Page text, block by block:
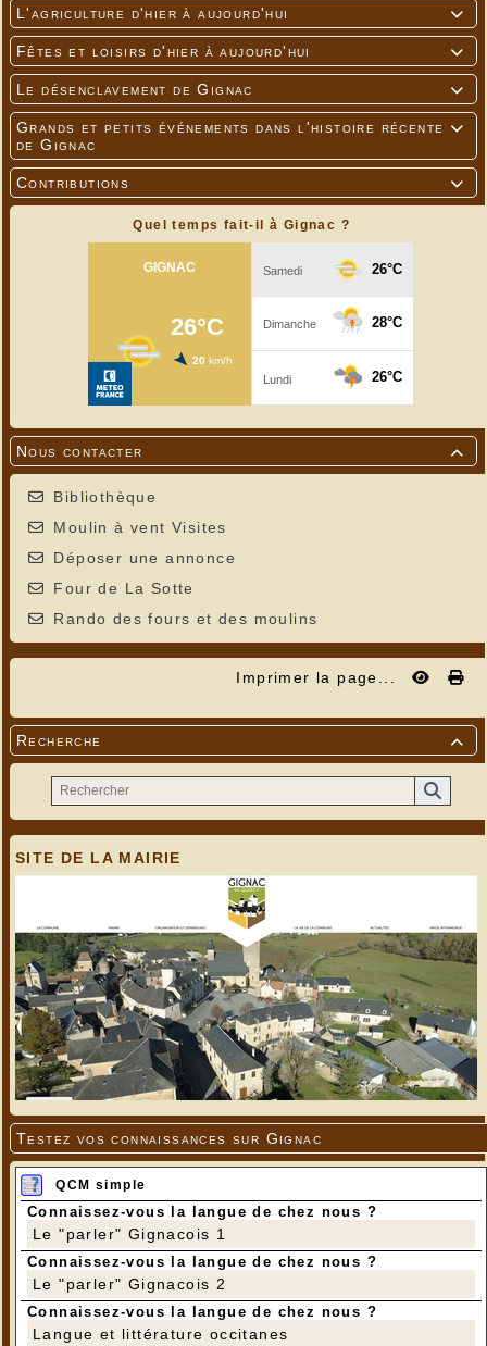

L'agriculture d'hier à aujourd'hui

Fêtes et loisirs d'hier à aujourd'hui

Le désenclavement de Gignac

Grands et petits événements dans l'histoire récente
de Gignac

Contributions
Quel temps fait-il à Gignac ?

Nous contacter
Bibliothèque
Moulin à vent Visites
Déposer une annonce
Four de La Sotte
Rando des fours et des moulins
Imprimer la page...

Recherche
SITE DE LA MAIRIE
Testez vos connaissances sur Gignac
QCM simple
Connaissez-vous la langue de chez nous ?
Le "parler" Gignacois 1
Connaissez-vous la langue de chez nous ?
Le "parler" Gignacois 2
Connaissez-vous la langue de chez nous ?
Langue et littérature occitanes